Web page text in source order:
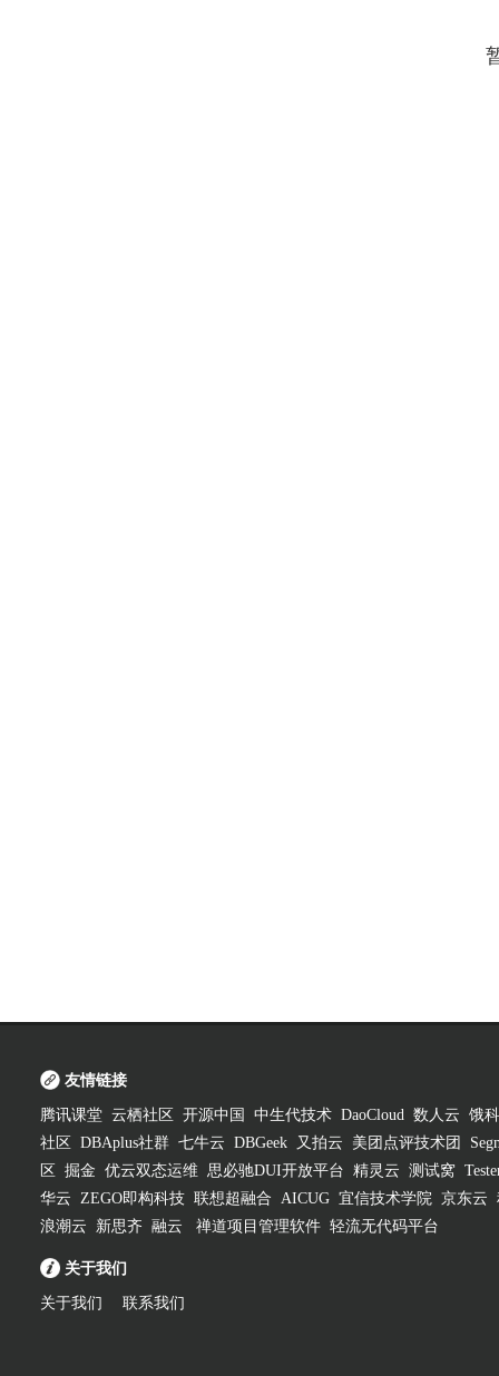
友情链接
腾讯课堂 云栖社区 开源中国 中生代技术 DaoCloud 数人云 饿
社区
DBAplus社群 七牛云 DBGeek 又拍云 美团点评技术团
区
掘金 优云双态运维 思必驰DUI开放平台 精灵云 测试窝
华云 ZEGO即构科技 联想超融合 AICUG 宜信技术学院 京东云
浪潮云
新思齐 融云 禅道项目管理软件 轻流无代码平台
关于我们
关于我们 联系我们